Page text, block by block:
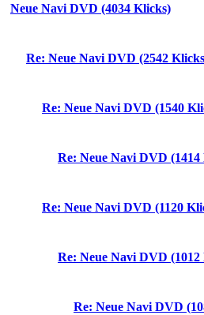
Neue Navi DVD (4034 Klicks)
Re: Neue Navi DVD (2542
Re: Neue Navi DVD (1540
Re: Neue Navi DVD (1414
Re: Neue Navi DVD (1120
Re: Neue Navi DVD (1012
Re: Neue Navi DVD